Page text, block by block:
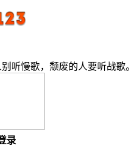
听慢歌，颓废的人要听战歌。
录